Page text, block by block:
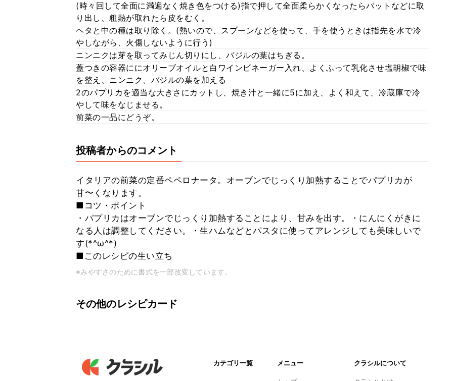
(時々回して全面に満遍なく焼き色をつける)指で押して全面柔らかくなったらバットなどに取
り出し、粗熱が取れたら皮をむく。
ヘタと中の種は取り除く。(熱いので、スプーンなどを使って、手を使うときは指先を水で冷
やしながら、火傷しないように行う)
ニンニクは芽を取ってみじん切りにし、バジルの葉はちぎる。
蓋つきの容器ににオリーブオイルと白ワインビネーガー入れ、よくふって乳化させ塩胡椒で味
を整え、ニンニク、バジルの葉を加える
2のパプリカを適当な大きさにカットし、焼き汁と一緒に5に加え、よく和えて、冷蔵庫で冷
やして味をなじませる。
前菜の一品にどうぞ。
投稿者からのコメント
イタリアの前菜の定番ペペロナータ。オーブンでじっくり加熱することでパプリカが
甘〜くなります。
■コツ・ポイント
・パプリカはオーブンでじっくり加熱することにより、甘みを出す。・にんにくがきに
なる人は調整してください。・生ハムなどとパスタに使ってアレンジしても美味しいで
す(*^ω^*)
■このレシピの生い立ち
※みやすさのために書式を一部改変しています。
その他のレシピカード
カテゴリ一覧 メニュー クラシルについて